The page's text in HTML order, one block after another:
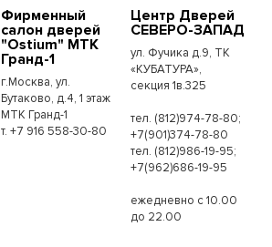
Фирменный
салон дверей
"Ostium" МТК
Гранд-1
г.Москва, ул.
Бутаково, д.4, 1 этаж
МТК Гранд-1
т. +7 916 558-30-80
Центр Дверей
СЕВЕРО-ЗАПАД
ул. Фучика д.9, ТК
«КУБАТУРА»,
секция 1в.325
тел. (812)974-78-80;
+7(901)374-78-80
тел. (812)986-19-95;
+7(962)686-19-95
ежедневно с 10.00
до 22.00